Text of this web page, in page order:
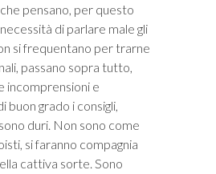
pensano, per questo
di parlare male gli
si frequentano per trarne
passano sopra tutto,
incomprensioni e
buon grado i consigli,
duri. Non sono come
si faranno compagnia
cattiva sorte. Sono